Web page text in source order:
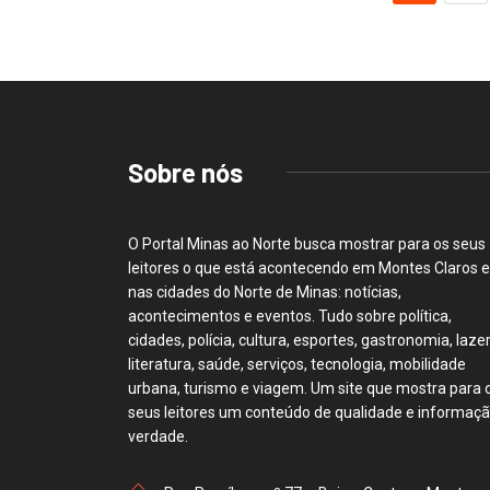
Sobre nós
O Portal Minas ao Norte busca mostrar para os seus
leitores o que está acontecendo em Montes Claros e
nas cidades do Norte de Minas: notícias,
acontecimentos e eventos. Tudo sobre política,
cidades, polícia, cultura, esportes, gastronomia,
literatura, saúde, serviços, tecnologia, mobilidade
urbana, turismo e viagem. Um site que mostra para
seus leitores um conteúdo de qualidade e
verdade.